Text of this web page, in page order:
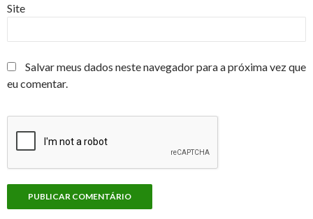
Site
Salvar meus dados neste navegador para a próxima vez que
eu comentar.